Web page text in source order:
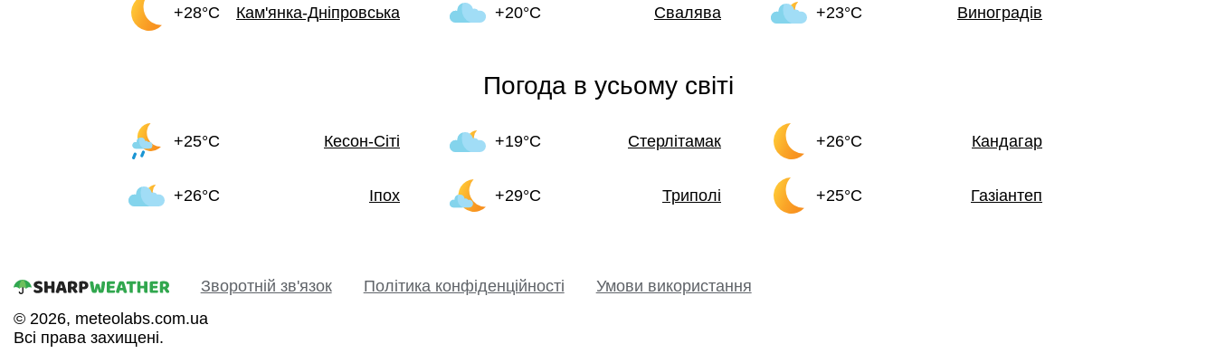
+28°C Кам'янка-Дніпровська +20°C Свалява +23°C Виноградів
Погода в усьому світі
+25°C Кесон-Сіті +19°C Стерлітамак +26°C Кандагар
+26°C Іпох +29°C Триполі +25°C Газіантеп
Зворотній зв'язок Політика конфіденційності
Умови використання
© 2026, meteolabs.com.ua
Всі права захищені.